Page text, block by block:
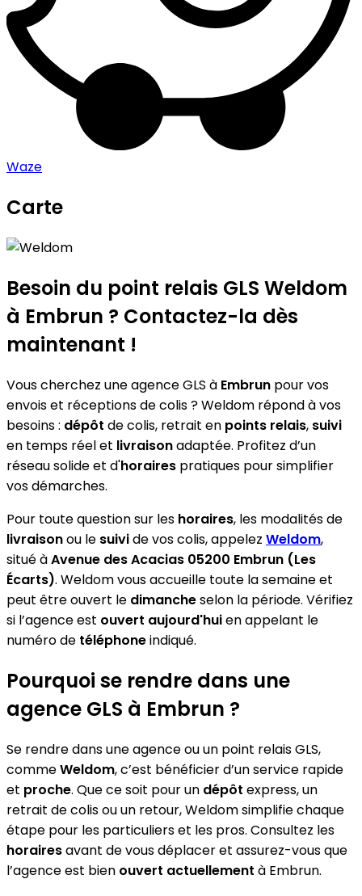
Waze
Carte
+
−
Besoin du point relais GLS Weldom
à Embrun ? Contactez-la dès
maintenant !
Vous cherchez une agence GLS à Embrun pour vos
envois et réceptions de colis ? Weldom répond à vos
besoins : dépôt de colis, retrait en points relais, suivi
en temps réel et livraisonadaptée. Profitez d’un
réseau solide et d'horaires pratiques pour simplifier
vos démarches.
Pour toute question sur les horaires, les modalités de
livraisonou le suivide vos colis, appelez Weldom,
situé àAvenue des Acacias 05200 Embrun (Les
Écarts). Weldom vous accueille toute la semaine et
peut être ouvert le dimancheselon la période. Vérifiez
si l’agence est ouvert aujourd'huien appelant le
numéro de téléphoneindiqué.
Pourquoi se rendre dans une
agence GLS à Embrun ?
Se rendre dans une agence ou un point relais GLS,
commeWeldom, c’est bénéficier d’un service rapide
et proche. Que ce soit pour un dépôt express, un
retrait de colis ou un retour, Weldom simplifie chaque
étape pour les particuliers et les pros. Consultez les
horairesavant de vous déplacer et assurez-vous que
l’agence est bien ouvert actuellement à Embrun.